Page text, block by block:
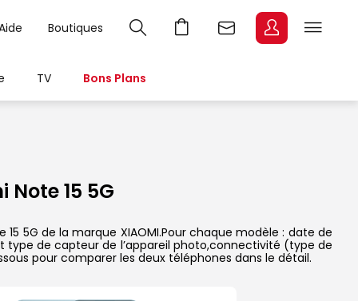
Boutiques
TV Bons Plans
Note 15 5G
5G de la marque XIAOMI.Pour chaque modèle : date de
type de capteur de l’appareil photo,connectivité (type de
pour comparer les deux téléphones dans le détail.